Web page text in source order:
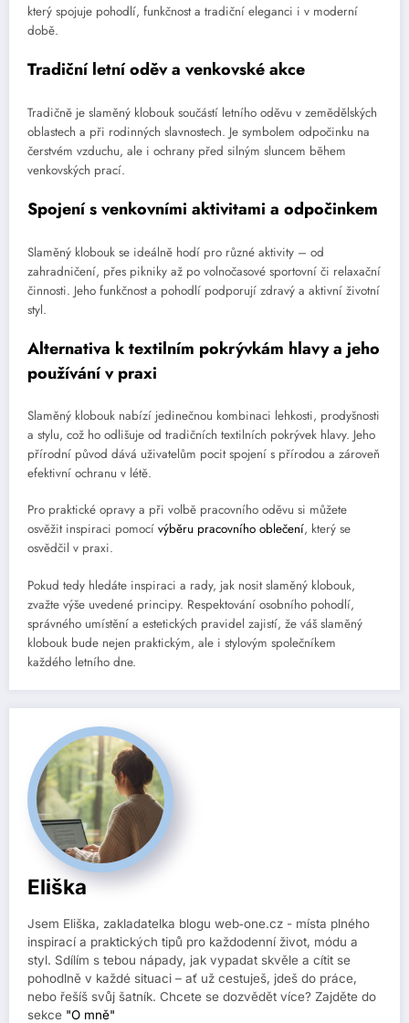
který spojuje pohodlí, funkčnost a tradiční eleganci i v moderní
době.
Tradiční letní oděv a venkovské akce
Tradičně je slaměný klobouk součástí letního oděvu v zemědělských
oblastech a při rodinných slavnostech. Je symbolem odpočinku na
čerstvém vzduchu, ale i ochrany před silným sluncem během
venkovských prací.
Spojení s venkovními aktivitami a odpočinkem
Slaměný klobouk se ideálně hodí pro různé aktivity – od
zahradničení, přes pikniky až po volnočasové sportovní či relaxační
činnosti. Jeho funkčnost a pohodlí podporují zdravý a aktivní životní
styl.
Alternativa k textilním pokrývkám hlavy a jeho
používání v praxi
Slaměný klobouk nabízí jedinečnou kombinaci lehkosti, prodyšnosti
a stylu, což ho odlišuje od tradičních textilních pokrývek hlavy. Jeho
přírodní původ dává uživatelům pocit spojení s přírodou a zároveň
efektivní ochranu v létě.
Pro praktické opravy a při volbě pracovního oděvu si můžete
osvěžit inspiraci pomocí výběru pracovního oblečení, který se
osvědčil v praxi.
Pokud tedy hledáte inspiraci a rady, jak nosit slaměný klobouk,
zvažte výše uvedené principy. Respektování osobního pohodlí,
správného umístění a estetických pravidel zajistí, že váš slaměný
klobouk bude nejen praktickým, ale i stylovým společníkem
každého letního dne.
Eliška
Jsem Eliška, zakladatelka blogu web‑one.cz - místa plného
inspirací a praktických tipů pro každodenní život, módu a
styl. Sdílím s tebou nápady, jak vypadat skvěle a cítit se
pohodlně v každé situaci – ať už cestuješ, jdeš do práce,
nebo řešíš svůj šatník. Chcete se dozvědět více? Zajděte do
sekce "O mně"